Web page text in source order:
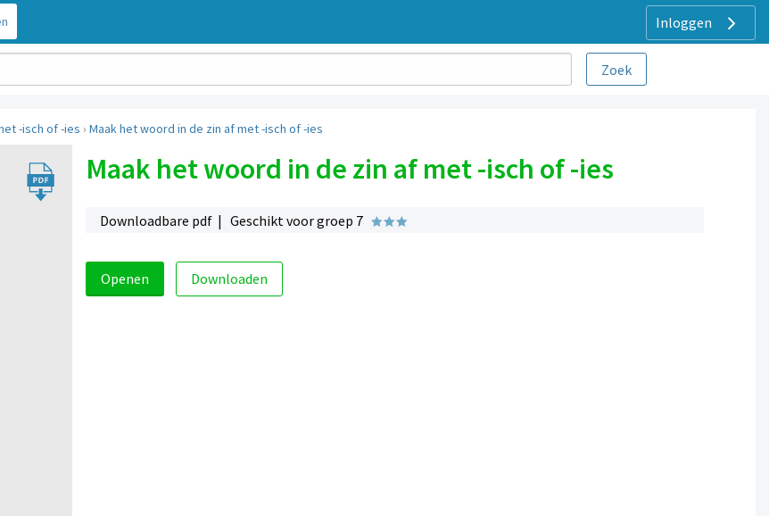
Inloggen
-isch of -ies › Maak het woord in de zin af met -isch of -ies
Maak het woord in de zin af met -isch of -ies
Downloadbare pdf | Geschikt voor groep 7
Openen Downloaden